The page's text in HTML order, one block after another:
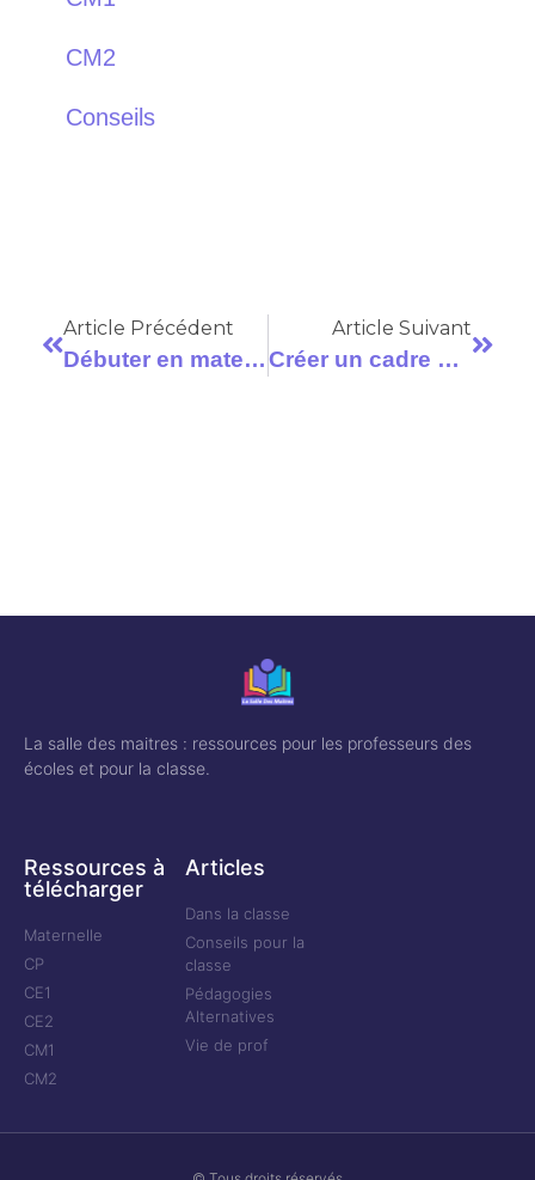
CM2
Conseils
Article Précédent
Débuter en maternelle : peur ou pas peur ?
Article Suivant
Créer un cadre bienveillant en maternelle : 5 conseils
La salle des maitres : ressources pour les professeurs des
écoles et pour la classe.
Ressources à
télécharger
Maternelle
CP
CE1
CE2
CM1
CM2
Articles
Dans la classe
Conseils pour la
classe
Pédagogies
Alternatives
Vie de prof